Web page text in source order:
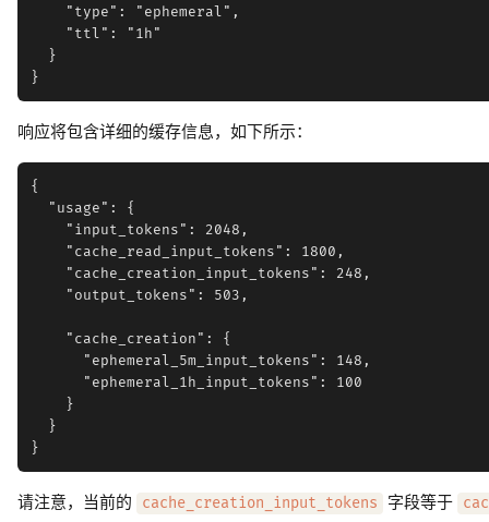
    "type": "ephemeral",
    "ttl": "1h"
  }
响应将包含详细的缓存信息，如下所示：
{
  "usage": {
    "input_tokens": 2048,
    "cache_read_input_tokens": 1800,
    "cache_creation_input_tokens": 248,
    "output_tokens": 503,
    "cache_creation": {
      "ephemeral_5m_input_tokens": 148,
      "ephemeral_1h_input_tokens": 100
    }
  }
请注意，当前的 cache_creation_input_tokens 字段等于